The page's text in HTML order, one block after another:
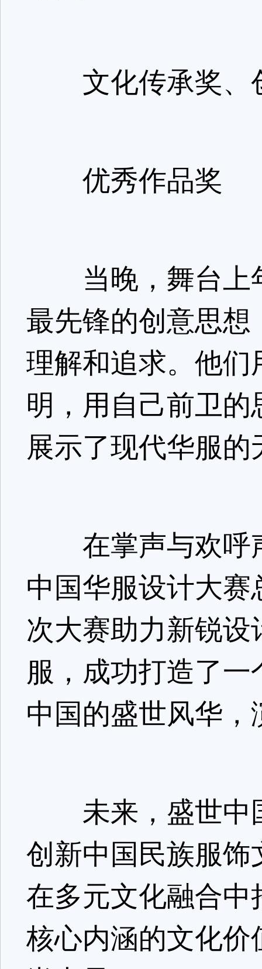
文化传承奖、
优秀作品奖
当晚，舞台上
最先锋的创意思
理解和追求。他
明，用自己前卫
展示了现代华服
在掌声与欢呼
中国华服设计大赛
次大赛助力新锐
服，成功打造了
中国的盛世风华
未来，盛世中
创新中国民族服
在多元文化融合
核心内涵的文化